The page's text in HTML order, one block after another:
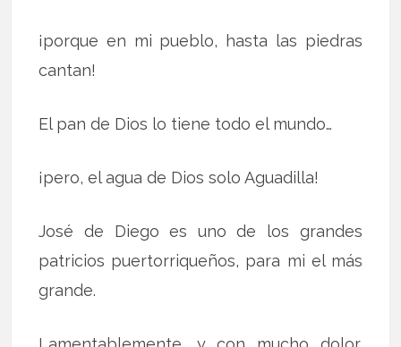
¡porque en mi pueblo, hasta las piedras
cantan!
El pan de Dios lo tiene todo el mundo…
¡pero, el agua de Dios solo Aguadilla!
José de Diego es uno de los grandes
patricios puertorriqueños, para mi el más
grande.